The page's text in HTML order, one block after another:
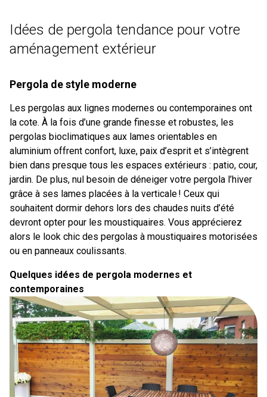
Idées de pergola tendance pour votre
aménagement extérieur
Pergola de style moderne
Les pergolas aux lignes modernes ou contemporaines ont
la cote. À la fois d’une grande finesse et robustes, les
pergolas bioclimatiques aux lames orientables en
aluminium offrent confort, luxe, paix d’esprit et s’intègrent
bien dans presque tous les espaces extérieurs : patio, cour,
jardin. De plus, nul besoin de déneiger votre pergola l’hiver
grâce à ses lames placées à la verticale ! Ceux qui
souhaitent dormir dehors lors des chaudes nuits d’été
devront opter pour les moustiquaires. Vous apprécierez
alors le look chic des pergolas à moustiquaires motorisées
ou en panneaux coulissants.
Quelques idées de pergola modernes et
contemporaines